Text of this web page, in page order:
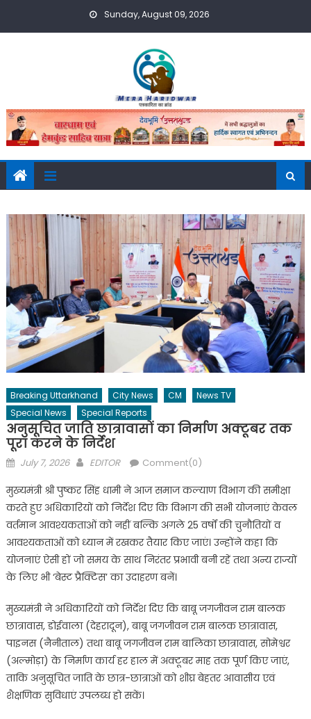
Sunday, August 09, 2026
Breaking Uttarkhand City News CM
News TV
Special News
Special Reports
अनुसूचित जाति छात्रावासों का निर्माण अक्टूबर तक
पूरा करने के निर्देश
Posted
July 7, 2026 Author
EDITOR Comment(0)
मुख्यमंत्री श्री पुष्कर सिंह धामी ने आज समाज कल्याण विभाग की समीक्षा
करते हुए अधिकारियों को निर्देश दिए कि विभाग की सभी योजनाएं केवल
वर्तमान आवश्यकताओं को नहीं बल्कि अगले 25 वर्षों की चुनौतियों व
आवश्यकताओं को ध्यान में रखकर तैयार किए जाएं। उन्होंने कहा कि
योजनाएं ऐसी हों जो समय के साथ निरंतर प्रभावी बनी रहें तथा अन्य राज्यों
के लिए भी ‘बेस्ट प्रैक्टिस’ का उदाहरण बनें।
मुख्यमंत्री ने अधिकारियों को निर्देश दिए कि बाबू जगजीवन राम बालक
छात्रावास, डोईवाला (देहरादून), बाबू जगजीवन राम बालक छात्रावास,
पाइनस (नैनीताल) तथा बाबू जगजीवन राम बालिका छात्रावास, सोमेश्वर
(अल्मोड़ा) के निर्माण कार्य हर हाल में अक्टूबर माह तक पूर्ण किए जाएं,
ताकि अनुसूचित जाति के छात्र-छात्राओं को शीघ्र बेहतर आवासीय एवं
शैक्षणिक सुविधाएं उपलब्ध हो सकें।